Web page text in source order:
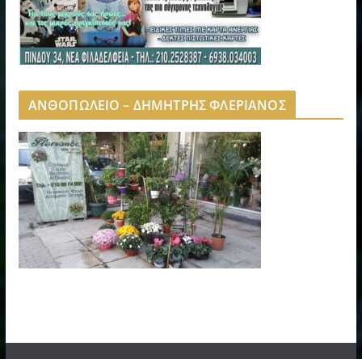
ΑΝΘΟΠΩΛΕΙΟ – ΔΗΜΗΤΡΗΣ ΦΛΕΡΙΑΝΟΣ